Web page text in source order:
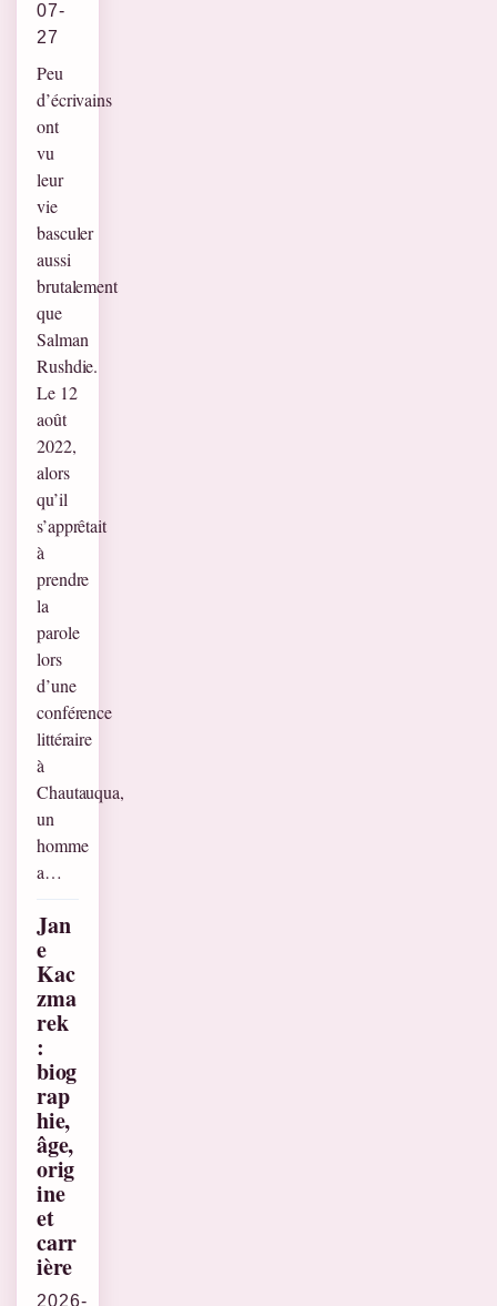
07-
27
Peu
d’écrivains
ont
vu
leur
vie
basculer
aussi
brutalement
que
Salman
Rushdie.
Le 12
août
2022,
alors
qu’il
s’apprêtait
à
prendre
la
parole
lors
d’une
conférence
littéraire
à
Chautauqua,
un
homme
a…
Jan
e
Kac
zma
rek
:
biog
rap
hie,
âge,
orig
ine
et
carr
ière
2026-